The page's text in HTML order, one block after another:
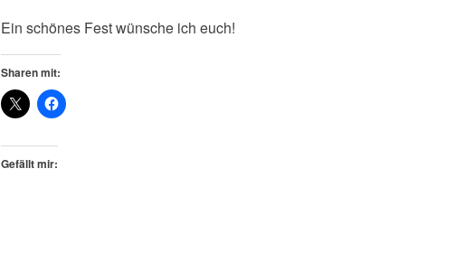
Ein schönes Fest wünsche ich euch!
Sharen mit:
Gefällt mir: